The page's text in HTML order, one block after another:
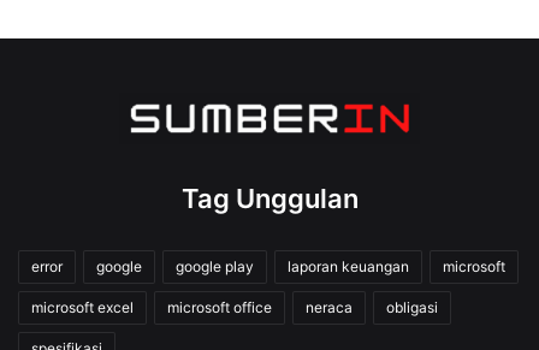
Tag Unggulan
error google google play laporan keuangan microsoft
microsoft excel microsoft office neraca obligasi